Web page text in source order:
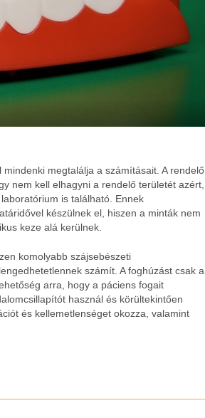
megtalálja a számításait. A rendelő
nem kell elhagyni a rendelő területét azért,
laboratórium is található. Ennek
készülnek el, hiszen a minták nem
keze alá kerülnek.
komolyabb szájsebészeti
számít. A foghúzást csak a
arra, hogy a páciens fogait
használ és körültekintően
és kellemetlenséget okozza, valamint